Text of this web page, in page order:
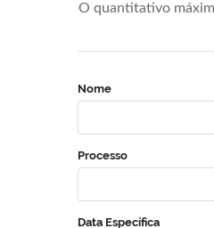
O quantitativo
Nome
Processo
Data Específica